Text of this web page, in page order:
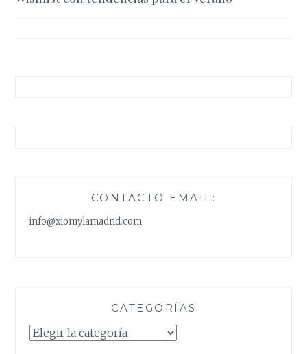
de
CONTACTO EMAIL:
info@xiomylamadrid.com
CATEGORÍAS
Categorías